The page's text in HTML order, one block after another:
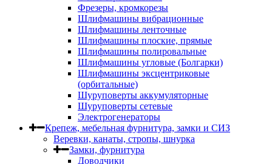
Фрезеры, кромкорезы
Шлифмашины вибрационные
Шлифмашины ленточные
Шлифмашины плоские, прямые
Шлифмашины полировальные
Шлифмашины угловые (Болгарки)
Шлифмашины эксцентриковые
(орбитальные)
Шуруповерты аккумуляторные
Шуруповерты сетевые
Электрогенераторы
Крепеж, мебельная фурнитура, замки и СИЗ
Веревки, канаты, стропы, шнурка
Замки, фурнитура
Доводчики